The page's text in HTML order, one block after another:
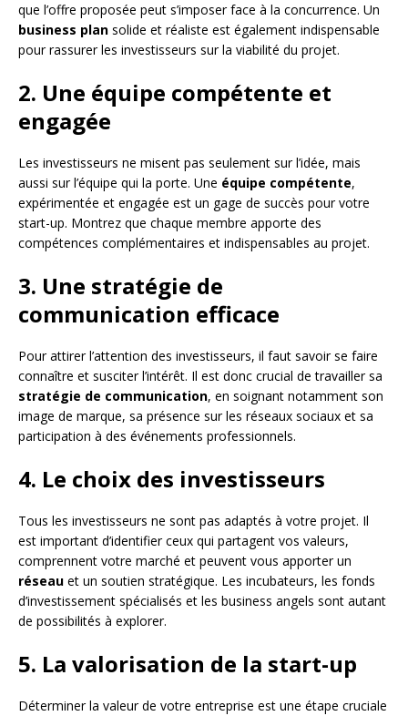
que l’offre proposée peut s’imposer face à la concurrence. Un
business plan solide et réaliste est également indispensable
pour rassurer les investisseurs sur la viabilité du projet.
2. Une équipe compétente et
engagée
Les investisseurs ne misent pas seulement sur l’idée, mais
aussi sur l’équipe qui la porte. Une équipe compétente,
expérimentée et engagée est un gage de succès pour votre
start-up. Montrez que chaque membre apporte des
compétences complémentaires et indispensables au projet.
3. Une stratégie de
communication efficace
Pour attirer l’attention des investisseurs, il faut savoir se faire
connaître et susciter l’intérêt. Il est donc crucial de travailler sa
stratégie de communication, en soignant notamment son
image de marque, sa présence sur les réseaux sociaux et sa
participation à des événements professionnels.
4. Le choix des investisseurs
Tous les investisseurs ne sont pas adaptés à votre projet. Il
est important d’identifier ceux qui partagent vos valeurs,
comprennent votre marché et peuvent vous apporter un
réseau et un soutien stratégique. Les incubateurs, les fonds
d’investissement spécialisés et les business angels sont autant
de possibilités à explorer.
5. La valorisation de la start-up
Déterminer la valeur de votre entreprise est une étape cruciale